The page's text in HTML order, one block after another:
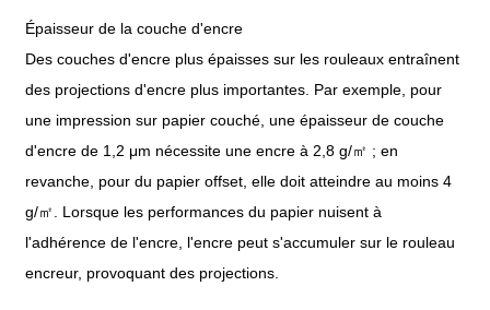
Épaisseur de la couche d'encre
Des couches d'encre plus épaisses sur les rouleaux entraînent
des projections d'encre plus importantes. Par exemple, pour
une impression sur papier couché, une épaisseur de couche
d'encre de 1,2 μm nécessite une encre à 2,8 g/㎡ ; en
revanche, pour du papier offset, elle doit atteindre au moins 4
g/㎡. Lorsque les performances du papier nuisent à
l'adhérence de l'encre, l'encre peut s'accumuler sur le rouleau
encreur, provoquant des projections.